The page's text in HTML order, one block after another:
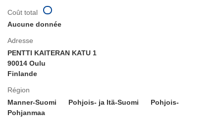
Adresse
PENTTI KAITERAN KATU 1
90014 Oulu
Finlande
Région
Manner-Suomi
Pohjois- ja Itä-Suomi
Pohjois-
Pohjanmaa
Coût total
Aucune donnée